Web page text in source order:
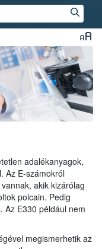
adalékanyagok,
Az E-számokról
akik kizárólag
polcain. Pedig
Az E330 például nem
megismerhetik az